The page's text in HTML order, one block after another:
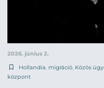
2026. június 2.
Hollandia, migráció, Közös
központ